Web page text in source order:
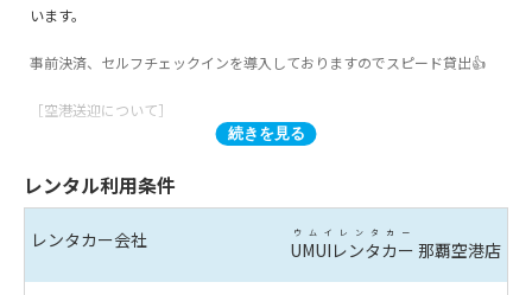
います。
事前決済、セルフチェックインを導入しておりますのでスピード貸出👍
［空港送迎について］
貸出前送迎時間 8:30～19:00
返却後送迎時間 8:00～19:00
上記以外の時間帯での送迎は行っておりませんので
ご注意ください。※ご予約状況により送迎までのお時間が30分～1時間程
続きを見る
レンタル利用条件
レンタカー会社 UMUIレンタカー
ウムイレンタカー
那覇空港店